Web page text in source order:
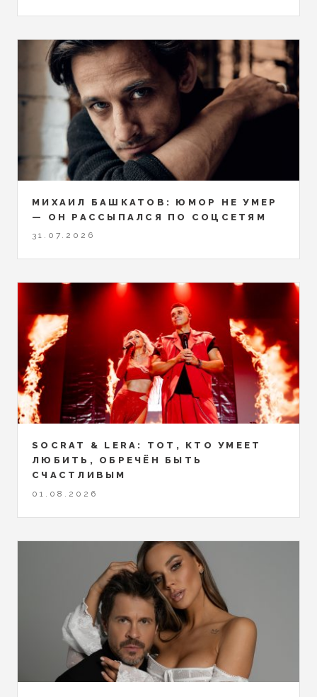
МИХАИЛ БАШКАТОВ: ЮМОР НЕ УМЕР
— ОН РАССЫПАЛСЯ ПО СОЦСЕТЯМ
31.07.2026
SOCRAT & LERA: ТОТ, КТО УМЕЕТ
ЛЮБИТЬ, ОБРЕЧЁН БЫТЬ
СЧАСТЛИВЫМ
01.08.2026